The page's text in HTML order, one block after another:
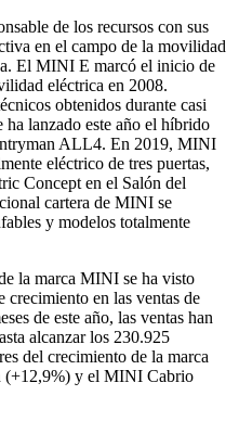
de los recursos con sus
en el campo de la movilidad
El MINI E marcó el inicio de
eléctrica en 2008.
obtenidos durante casi
lanzado este año el híbrido
ALL4. En 2019, MINI
eléctrico de tres puertas,
Concept en el Salón del
cartera de MINI se
y modelos totalmente
la marca MINI se ha visto
crecimiento en las ventas de
de este año, las ventas han
alcanzar los 230.925
del crecimiento de la marca
(+12,9%) y el MINI Cabrio